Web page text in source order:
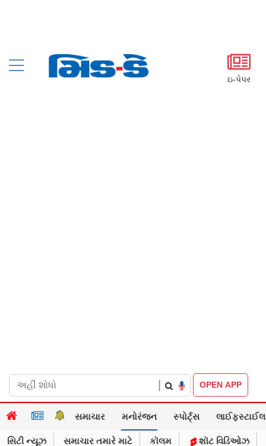
ઇ-પેપર
OPEN APP
સમાચાર મનોરંજન સ્પોર્ટ્સ લાઈફસ્ટાઈલ
સિટી ન્યૂઝ સમાચાર તમારે માટે કૉલમ શૉટ વિડિઓઝ